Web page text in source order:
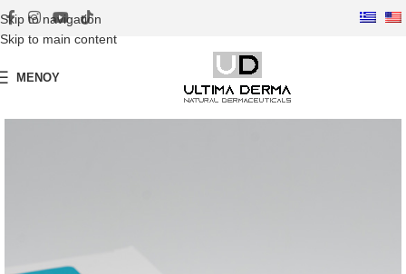
Skip to navigation
Skip to main content
ΜΕΝΟΎ